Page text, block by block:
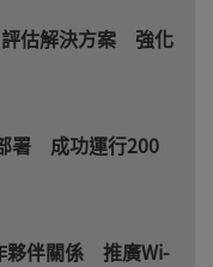
評估解決方案 強化
署 成功運行200
夥伴關係 推廣Wi-